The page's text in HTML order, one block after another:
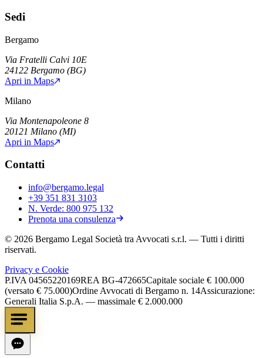
Sedi
Bergamo
Via Fratelli Calvi 10E
24122 Bergamo (BG)
Apri in Maps
Milano
Via Montenapoleone 8
20121 Milano (MI)
Apri in Maps
Contatti
info@bergamo.legal
+39 351 831 3103
N. Verde: 800 975 132
Prenota una consulenza
© 2026 Bergamo Legal Società tra Avvocati s.r.l. — Tutti i diritti
riservati.
Privacy e Cookie
P.IVA 04565220169REA BG-472665Capitale sociale € 100.000
(versato € 75.000)Ordine Avvocati di Bergamo n. 14Assicurazione:
Generali Italia S.p.A. — massimale € 2.000.000